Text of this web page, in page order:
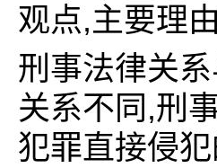
观点,主要理
刑事法律关
关系不同,刑
犯罪直接侵